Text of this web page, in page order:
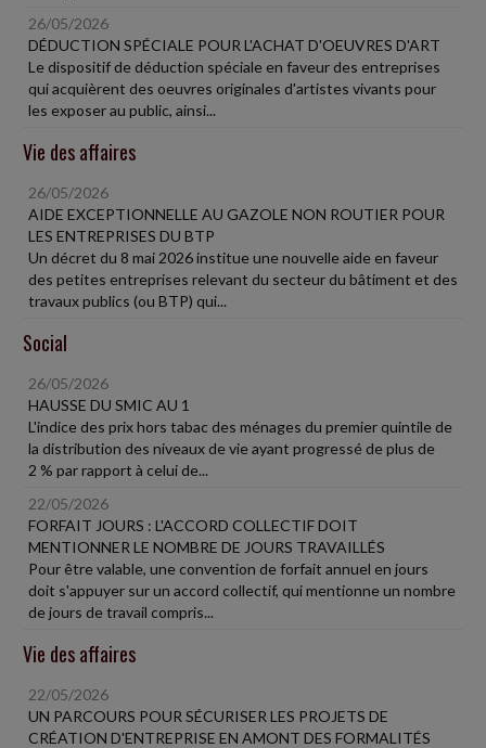
26/05/2026
DÉDUCTION SPÉCIALE POUR L'ACHAT D'OEUVRES D'ART
Le dispositif de déduction spéciale en faveur des entreprises
qui acquièrent des oeuvres originales d'artistes vivants pour
les exposer au public, ainsi...
Vie des affaires
26/05/2026
AIDE EXCEPTIONNELLE AU GAZOLE NON ROUTIER POUR
LES ENTREPRISES DU BTP
Un décret du 8 mai 2026 institue une nouvelle aide en faveur
des petites entreprises relevant du secteur du bâtiment et des
travaux publics (ou BTP) qui...
Social
26/05/2026
HAUSSE DU SMIC AU 1
L'indice des prix hors tabac des ménages du premier quintile de
la distribution des niveaux de vie ayant progressé de plus de
2 % par rapport à celui de...
22/05/2026
FORFAIT JOURS : L'ACCORD COLLECTIF DOIT
MENTIONNER LE NOMBRE DE JOURS TRAVAILLÉS
Pour être valable, une convention de forfait annuel en jours
doit s'appuyer sur un accord collectif, qui mentionne un nombre
de jours de travail compris...
Vie des affaires
22/05/2026
UN PARCOURS POUR SÉCURISER LES PROJETS DE
CRÉATION D'ENTREPRISE EN AMONT DES FORMALITÉS